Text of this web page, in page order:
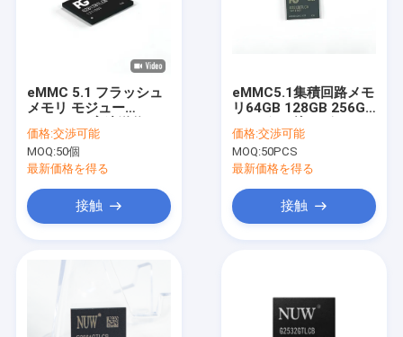
動画
eMMC 5.1 フラッシュ
メモリ モジュー
256GB までの容量と消
費デバイスの低消費電
力
価格:交渉可能
MOQ:50個
最新価格を得る
接触
eMMC5.1集積回路メモ
リ64GB 128GB 256GB
Rockchipシリーズ用
価格:交渉可能
MOQ:50PCS
最新価格を得る
接触